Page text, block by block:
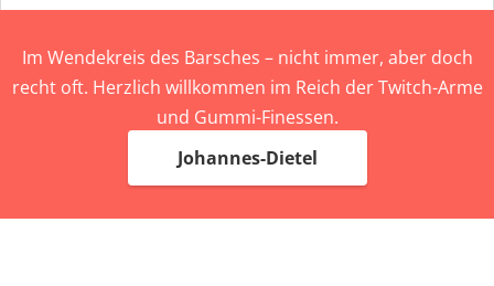
Im Wendekreis des Barsches – nicht immer, aber doch
recht oft. Herzlich willkommen im Reich der Twitch-Arme
und Gummi-Finessen.
Johannes-Dietel